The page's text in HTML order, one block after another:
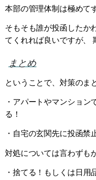
本部の管理体制は極めて
そもそも誰が投函したか
てくれれば良いですが、
まとめ
ということで、対策のま
・アパートやマンション
る！
・自宅の玄関先に投函禁
対処については言わずも
・捨てる！もしくは日用